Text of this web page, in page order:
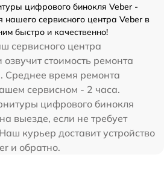
цифрового бинокля Veber -
сервисного центра Veber в
быстро и качественно!
сервисного центра
стоимость ремонта
Среднее время ремонта
сервисном - 2 часа.
цифрового бинокля
выезде, если не требует
курьер доставит устройство
и обратно.